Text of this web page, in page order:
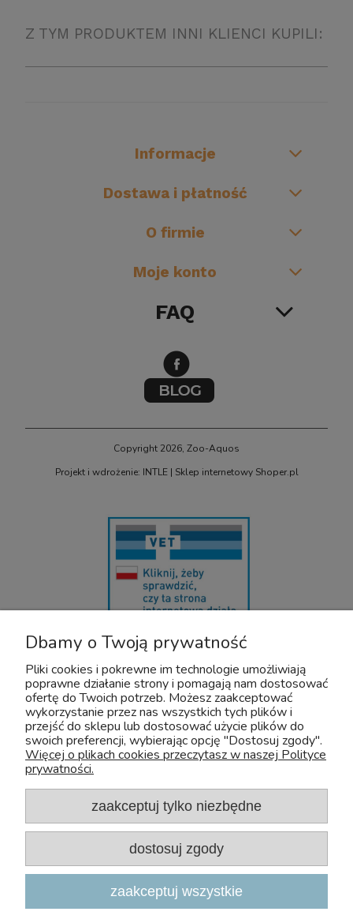
Z TYM PRODUKTEM INNI KLIENCI KUPILI:
Informacje
Dostawa i płatność
O firmie
Moje konto
FAQ
Copyright 2026, Zoo-Aquos
Projekt i wdrożenie: INTLE| Sklep internetowy Shoper.pl
U nas bezpiecznie kupisz leki OTC dla zwierząt. Nadzór sprawuje :
Adres: Kazimierzowska 29 08-110 Siedlce
Tel:+48 25 632 64 59
Fax:+48 25 632 55 84
E-mail:wiw@mazowsze.wiw.gov.pl
www:http://www.wiw.mazowsze.pl/
Sklep Zoologiczny Zoo-Aquos
sklep@zoo-aquos.pl
ul. Nieszawska 4A, 03-382 Warszawa
ul. Klasztorna 13A, 05-170 Zakroczym (przy trasie S7 Warszawa – Gdańsk)
Poniedziałek - Piątek 09:00 - 17:00
Dbamy o Twoją prywatność
Pliki cookies i pokrewne im technologie umożliwiają
poprawne działanie strony i pomagają nam dostosować
ofertę do Twoich potrzeb. Możesz zaakceptować
wykorzystanie przez nas wszystkich tych plików i
przejść do sklepu lub dostosować użycie plików do
swoich preferencji, wybierając opcję "Dostosuj zgody".
Więcej o plikach cookies przeczytasz w naszej Polityce
prywatności.
zaakceptuj tylko niezbędne
dostosuj zgody
zaakceptuj wszystkie